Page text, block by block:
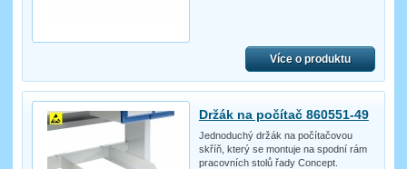
Více o produktu
Držák na počítač 860551-49
Jednoduchý držák na počítačovou
skříň, který se montuje na spodní rám
pracovních stolů řady Concept.